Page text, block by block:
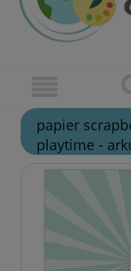
papier
playtime -